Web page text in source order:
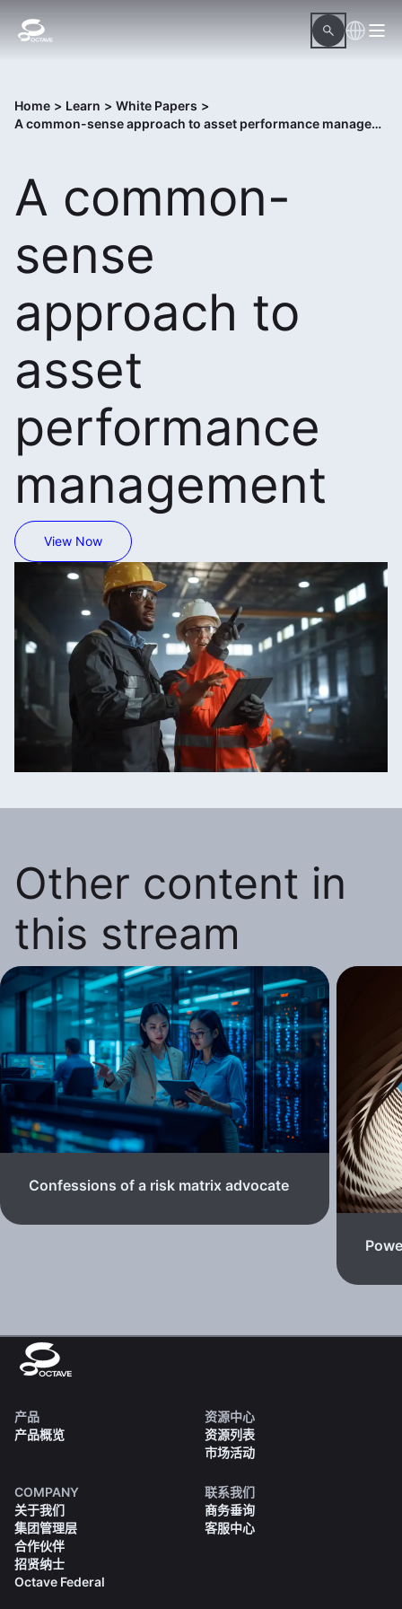
Home > Learn > White Papers >
A common-sense approach to asset performance management
A common-
sense
approach to
asset
performance
management
View Now
Other content in
this stream
Confessions of a risk matrix advocate
产品
产品概览
资源中心
资源列表
市场活动
COMPANY
关于我们
集团管理层
合作伙伴
招贤纳士
Octave Federal
联系我们
商务垂询
客服中心